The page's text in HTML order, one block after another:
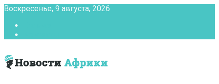
Воскресенье, 9 августа, 2026